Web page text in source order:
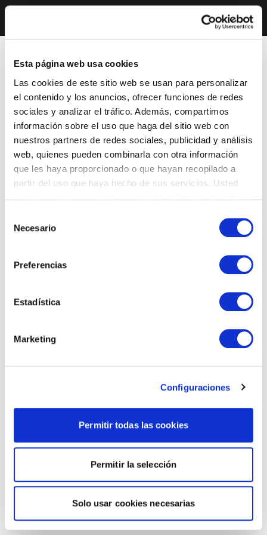
Esta página web usa cookies
Las cookies de este sitio web se usan para personalizar
el contenido y los anuncios, ofrecer funciones de redes
sociales y analizar el tráfico. Además, compartimos
información sobre el uso que haga del sitio web con
nuestros partners de redes sociales, publicidad y análisis
web, quienes pueden combinarla con otra información
que les haya proporcionado o que hayan recopilado a
partir del uso que haya hecho de sus servicios. Usted
Necesario
Preferencias
Estadística
Marketing
Configuraciones
Permitir todas las cookies
Permitir la selección
Solo usar cookies necesarias